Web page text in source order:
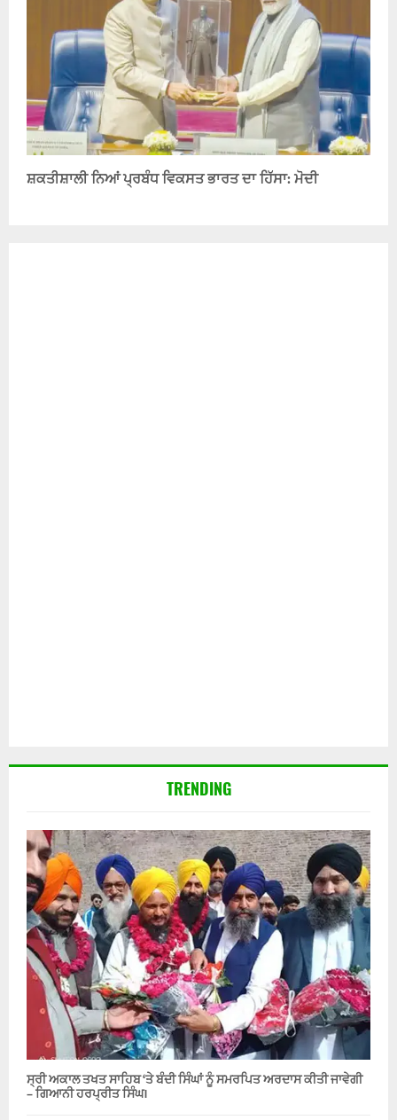
ਸ਼ਕਤੀਸ਼ਾਲੀ ਨਿਆਂ ਪ੍ਰਬੰਧ ਵਿਕਸਤ ਭਾਰਤ ਦਾ ਹਿੱਸਾ: ਮੋਦੀ
TRENDING
ਸ੍ਰੀ ਅਕਾਲ ਤਖਤ ਸਾਹਿਬ ‘ਤੇ ਬੰਦੀ ਸਿੰਘਾਂ ਨੂੰ ਸਮਰਪਿਤ ਅਰਦਾਸ ਕੀਤੀ ਜਾਵੇਗੀ
– ਗਿਆਨੀ ਹਰਪ੍ਰੀਤ ਸਿੰਘ।